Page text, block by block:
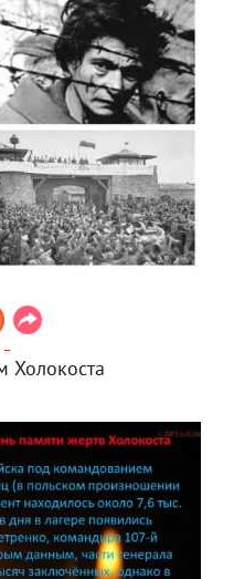
Холокоста